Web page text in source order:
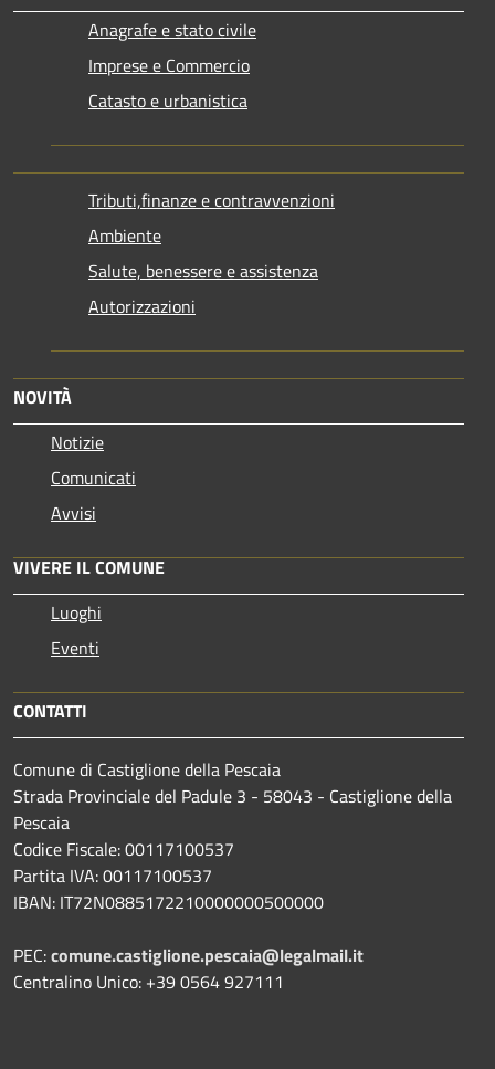
Anagrafe e stato civile
Imprese e Commercio
Catasto e urbanistica
Tributi,finanze e contravvenzioni
Ambiente
Salute, benessere e assistenza
Autorizzazioni
NOVITÀ
Notizie
Comunicati
Avvisi
VIVERE IL COMUNE
Luoghi
Eventi
CONTATTI
Comune di Castiglione della Pescaia
Strada Provinciale del Padule 3 - 58043 - Castiglione della
Pescaia
Codice Fiscale: 00117100537
Partita IVA: 00117100537
IBAN: IT72N0885172210000000500000
PEC:comune.castiglione.pescaia@legalmail.it
Centralino Unico: +39 0564 927111